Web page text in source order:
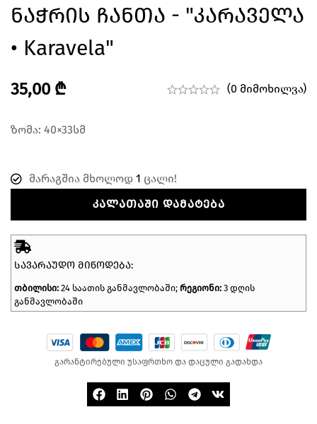
Ნაჭრის Ჩანთა - "კარაველა
• Karavela"
35,00 ₾ (0 მიმოხილვა)
ზომა: 40×33სმ
მარაგშია მხოლოდ 1 ცალი!
ᲙᲐᲚᲐᲗᲐᲨᲘ ᲓᲐᲛᲐᲢᲔᲑᲐ
ᲡᲐᲕᲐᲠᲐᲣᲓᲝ ᲛᲘᲬᲝᲓᲔᲑᲐ:
თბილისი: 24 საათის განმავლობაში; რეგიონი: 3 დღის
განმავლობაში
გარანტირებული უსაფრთხო და დაცული გადახდა